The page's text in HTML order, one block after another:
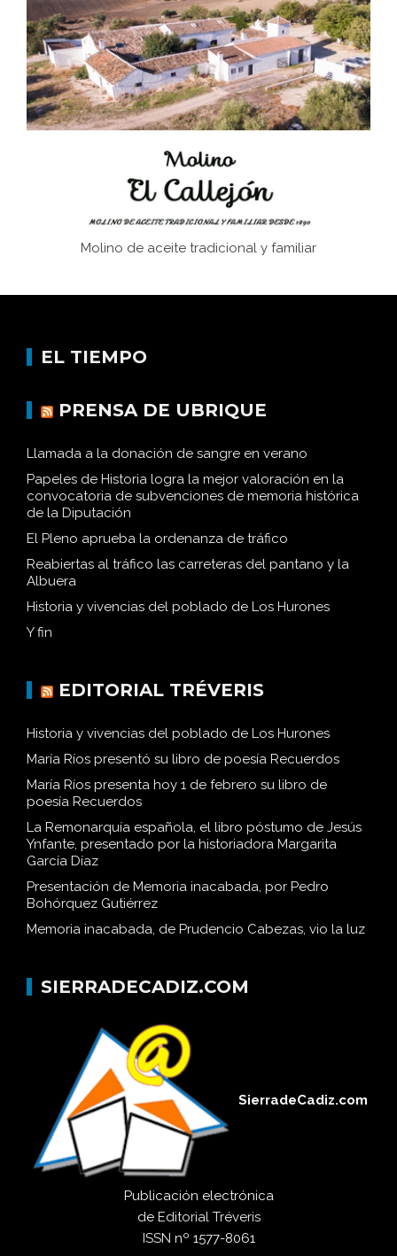
El Frente Popular. Ubrique, febrero-julio 1936
Juntar las letras. La alfabetización en el campo: del
afán de saber a la autogestión
Historia y vivencias del poblado de Los Hurones
Molino de aceite tradicional y familiar
EL TIEMPO
PRENSA DE UBRIQUE
Llamada a la donación de sangre en verano
Papeles de Historia logra la mejor valoración en la
convocatoria de subvenciones de memoria histórica
de la Diputación
El Pleno aprueba la ordenanza de tráfico
Reabiertas al tráfico las carreteras del pantano y la
Albuera
Historia y vivencias del poblado de Los Hurones
Y fin
EDITORIAL TRÉVERIS
Historia y vivencias del poblado de Los Hurones
María Ríos presentó su libro de poesía Recuerdos
María Ríos presenta hoy 1 de febrero su libro de
poesía Recuerdos
La Remonarquía española, el libro póstumo de Jesús
Ynfante, presentado por la historiadora Margarita
García Díaz
Presentación de Memoria inacabada, por Pedro
Bohórquez Gutiérrez
Memoria inacabada, de Prudencio Cabezas, vio la luz
SIERRADECADIZ.COM
SierradeCadiz.com
Publicación electrónica
de Editorial Tréveris
ISSN nº 1577-8061